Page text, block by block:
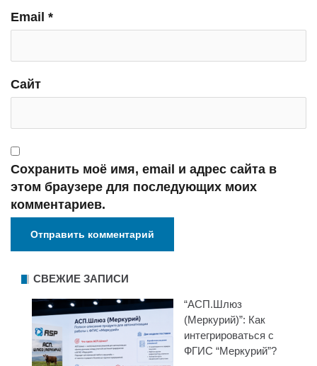
Email *
Сайт
Сохранить моё имя, email и адрес сайта в
этом браузере для последующих моих
комментариев.
СВЕЖИЕ ЗАПИСИ
“АСП.Шлюз
(Меркурий)”: Как
интегрироваться с
ФГИС “Меркурий”?